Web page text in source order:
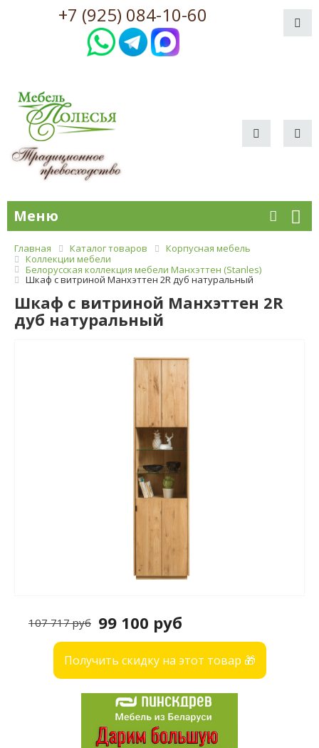
+7 (925) 084-10-60
Меню
Главная Каталог товаров
Корпусная мебель
Коллекции мебели
Белорусская коллекция мебели Манхэттен (Stanles)
Шкаф с витриной Манхэттен 2R дуб натуральный
Шкаф с витриной Манхэттен 2R
дуб натуральный
99 100 руб
107 717 руб
Получить скидку на этот товар 🎁